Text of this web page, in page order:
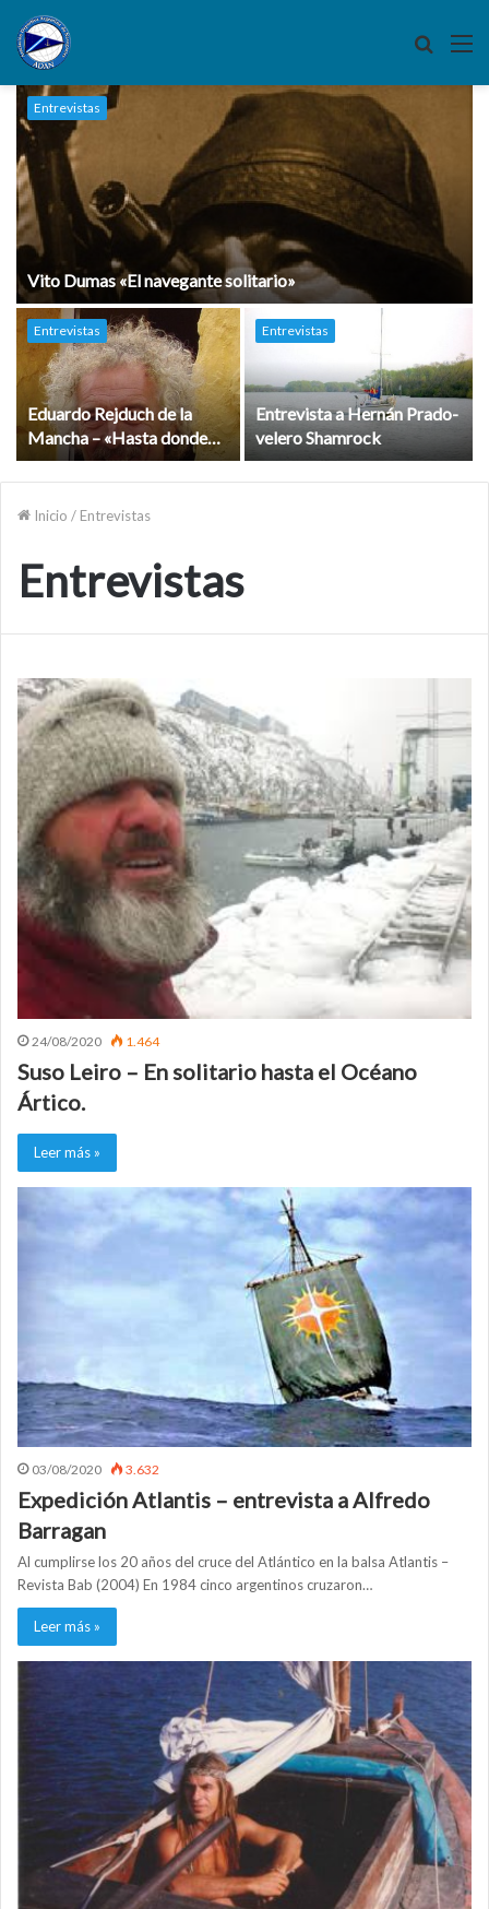
Buscar
Entrevistas
Vito Dumas «El navegante solitario»
Entrevistas
Eduardo Rejduch de la
Mancha – «Hasta donde
me lleve el viento»
Entrevistas
Entrevista a Hernán Prado-
velero Shamrock
Inicio / Entrevistas
Entrevistas
24/08/2020 1.464
Suso Leiro – En solitario hasta el Océano
Ártico.
Leer más »
03/08/2020 3.632
Expedición Atlantis – entrevista a Alfredo
Barragan
Al cumplirse los 20 años del cruce del Atlántico en la balsa Atlantis –
Revista Bab (2004) En 1984 cinco argentinos cruzaron…
Leer más »